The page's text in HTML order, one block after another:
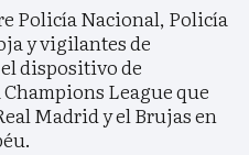
Policía Nacional, Policía
y vigilantes de
dispositivo de
League que
Madrid y el Brujas en